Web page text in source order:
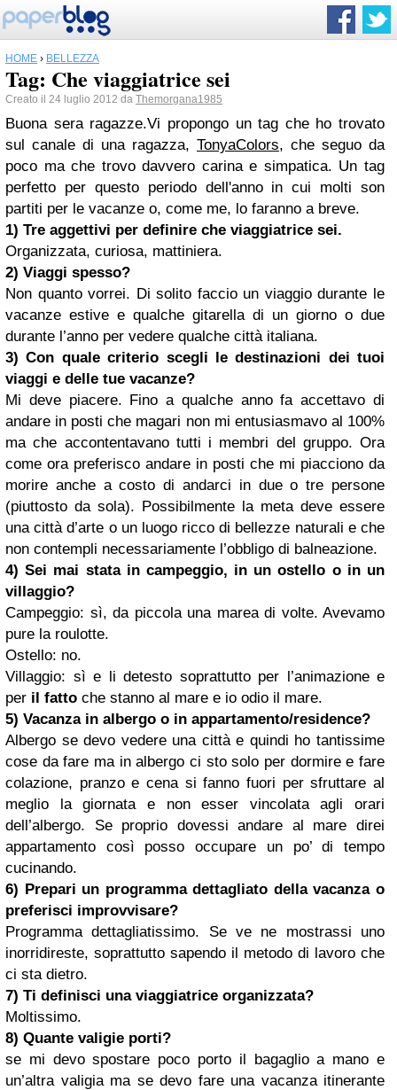
HOME › BELLEZZA
Tag: Che viaggiatrice sei
Creato il 24 luglio 2012 da Themorgana1985
Buona sera ragazze.Vi propongo un tag che ho trovato
sul canale di una ragazza, TonyaColors, che seguo da
poco ma che trovo davvero carina e simpatica. Un tag
perfetto per questo periodo dell'anno in cui molti son
partiti per le vacanze o, come me, lo faranno a breve.
1) Tre aggettivi per definire che viaggiatrice sei.
Organizzata, curiosa, mattiniera.
2) Viaggi spesso?
Non quanto vorrei. Di solito faccio un viaggio durante le
vacanze estive e qualche gitarella di un giorno o due
durante l’anno per vedere qualche città italiana.
3) Con quale criterio scegli le destinazioni dei tuoi
viaggi e delle tue vacanze?
Mi deve piacere. Fino a qualche anno fa accettavo di
andare in posti che magari non mi entusiasmavo al 100%
ma che accontentavano tutti i membri del gruppo. Ora
come ora preferisco andare in posti che mi piacciono da
morire anche a costo di andarci in due o tre persone
(piuttosto da sola). Possibilmente la meta deve essere
una città d’arte o un luogo ricco di bellezze naturali e che
non contempli necessariamente l’obbligo di balneazione.
4) Sei mai stata in campeggio, in un ostello o in un
villaggio?
Campeggio: sì, da piccola una marea di volte. Avevamo
pure la roulotte.
Ostello: no.
Villaggio: sì e li detesto soprattutto per l’animazione e
per il fatto che stanno al mare e io odio il mare.
5) Vacanza in albergo o in appartamento/residence?
Albergo se devo vedere una città e quindi ho tantissime
cose da fare ma in albergo ci sto solo per dormire e fare
colazione, pranzo e cena si fanno fuori per sfruttare al
meglio la giornata e non esser vincolata agli orari
dell’albergo. Se proprio dovessi andare al mare direi
appartamento così posso occupare un po’ di tempo
cucinando.
6) Prepari un programma dettagliato della vacanza o
preferisci improvvisare?
Programma dettagliatissimo. Se ve ne mostrassi uno
inorridireste, soprattutto sapendo il metodo di lavoro che
ci sta dietro.
7) Ti definisci una viaggiatrice organizzata?
Moltissimo.
8) Quante valigie porti?
se mi devo spostare poco porto il bagaglio a mano e
un’altra valigia ma se devo fare una vacanza itinerante